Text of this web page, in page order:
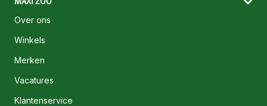
Over ons
Winkels
Merken
Vacatures
Klantenservice